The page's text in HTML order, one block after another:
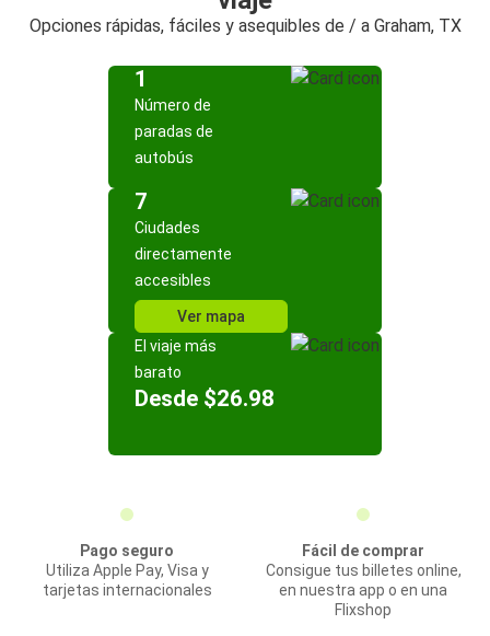
Opciones rápidas, fáciles y asequibles de / a Graham, TX
1
Número de
paradas de
autobús
7
Ciudades
directamente
accesibles
Ver mapa
El viaje más
barato
Desde $26.98
Pago seguro
Utiliza Apple Pay, Visa y
tarjetas internacionales
Fácil de comprar
Consigue tus billetes online,
en nuestra app o en una
Flixshop